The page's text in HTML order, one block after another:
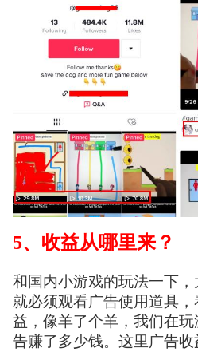
5、收益从哪里来？
和国内小游戏的玩法一下，
就必须观看广告使用道具
益，像羊了个羊，我们在
告赚了多少钱。这里广告